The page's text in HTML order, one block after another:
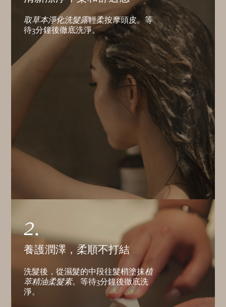
取草本淨化洗髮露輕柔按摩頭皮。等
待3分鐘後徹底洗淨。
2.
養護潤澤，柔順不打結
洗髮後，從濕髮的中段往髮梢塗抹植
萃精油柔髮素。等待3分鐘後徹底洗
淨。